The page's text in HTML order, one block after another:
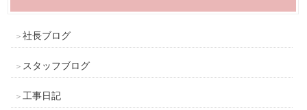
社長ブログ
スタッフブログ
工事日記